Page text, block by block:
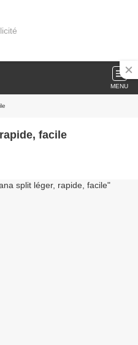
MENU
facile